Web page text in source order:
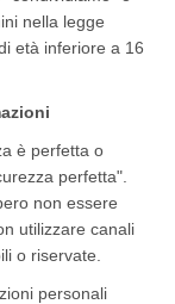
nella legge
età inferiore a 16
è perfetta o
perfetta".
non essere
utilizzare canali
o riservate.
personali